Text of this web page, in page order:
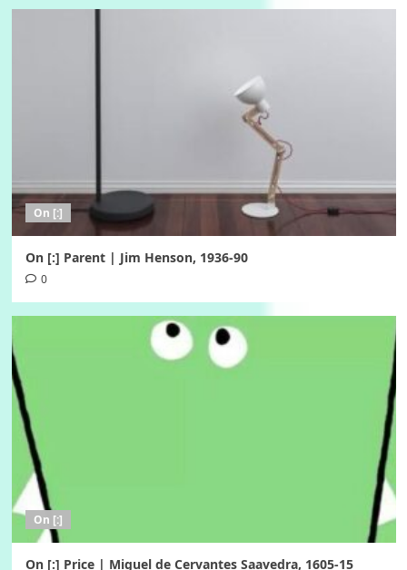
On [:]
On [:] Parent | Jim Henson, 1936-90
0
On [:]
On [:] Price | Miguel de Cervantes Saavedra, 1605-15